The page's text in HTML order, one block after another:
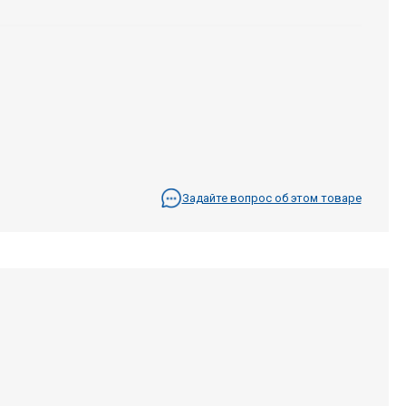
Задайте вопрос об этом товаре